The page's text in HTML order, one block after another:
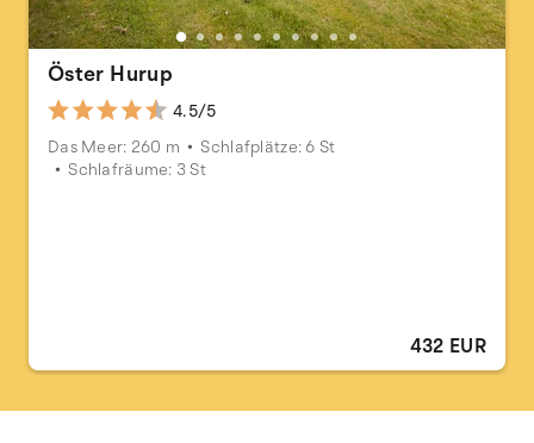
Öster Hurup
4.5/5
Das Meer: 260 m
Schlafplätze: 6 St
Schlafräume: 3 St
432 EUR